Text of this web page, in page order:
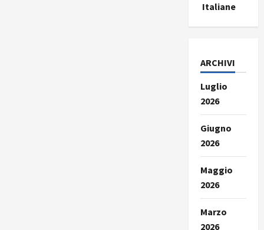
Italiane
ARCHIVI
Luglio
2026
Giugno
2026
Maggio
2026
Marzo
2026